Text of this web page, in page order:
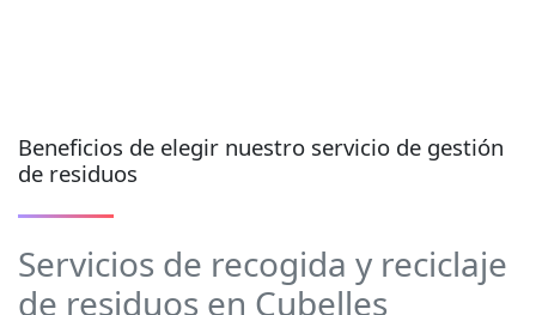
Beneficios de elegir nuestro servicio de gestión
de residuos
Servicios de recogida y reciclaje
de residuos en Cubelles